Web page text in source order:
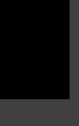
vind je een
brasserie